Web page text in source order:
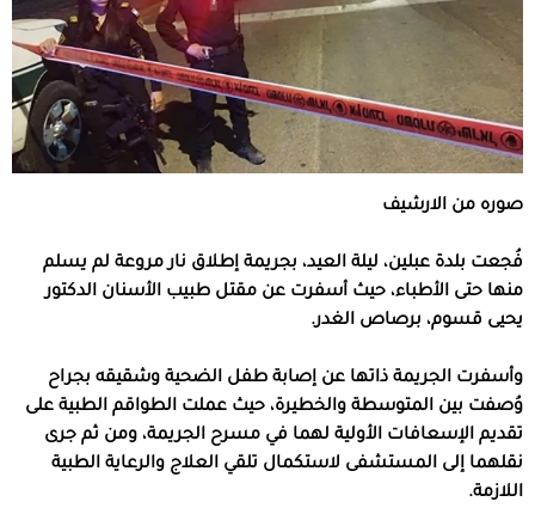
صوره من الارشيف
فُجعت بلدة عبلين، ليلة العيد، بجريمة إطلاق نار مروعة لم يسلم
منها حتى الأطباء، حيث أسفرت عن مقتل طبيب الأسنان الدكتور
يحيى قسوم، برصاص الغدر.
وأسفرت الجريمة ذاتها عن إصابة طفل الضحية وشقيقه بجراح
وُصفت بين المتوسطة والخطيرة، حيث عملت الطواقم الطبية على
تقديم الإسعافات الأولية لهما في مسرح الجريمة، ومن ثم جرى
نقلهما إلى المستشفى لاستكمال تلقي العلاج والرعاية الطبية
اللازمة.